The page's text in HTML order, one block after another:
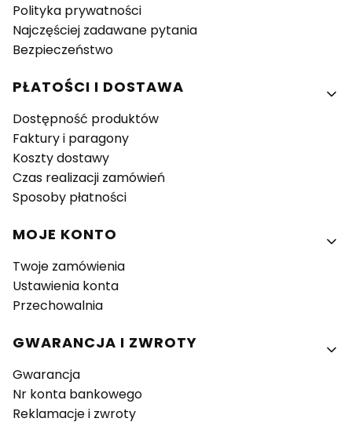
Polityka prywatności
Najczęściej zadawane pytania
Bezpieczeństwo
PŁATOŚCI I DOSTAWA
Dostępność produktów
Faktury i paragony
Koszty dostawy
Czas realizacji zamówień
Sposoby płatności
MOJE KONTO
Twoje zamówienia
Ustawienia konta
Przechowalnia
GWARANCJA I ZWROTY
Gwarancja
Nr konta bankowego
Reklamacje i zwroty